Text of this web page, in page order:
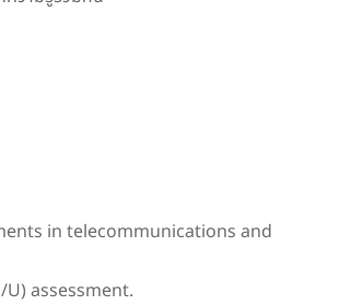
in telecommunications and
assessment.